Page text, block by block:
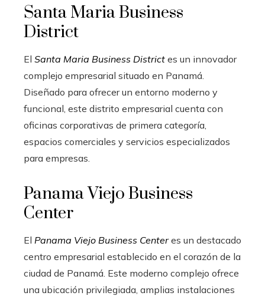
Santa Maria Business
District
El Santa Maria Business District es un innovador
complejo empresarial situado en Panamá.
Diseñado para ofrecer un entorno moderno y
funcional, este distrito empresarial cuenta con
oficinas corporativas de primera categoría,
espacios comerciales y servicios especializados
para empresas.
Panama Viejo Business
Center
El Panama Viejo Business Centeres un destacado
centro empresarial establecido en el corazón de la
ciudad de Panamá. Este moderno complejo ofrece
una ubicación privilegiada, amplias instalaciones